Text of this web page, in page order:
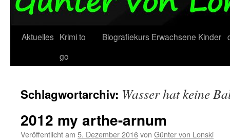
Aktuelles Krimi to
go
Biografiekurs Erwachsene Kinder
Schlagwortarchiv: Wasser hat keine
2012 my arthe-arnum
Veröffentlicht am 5. Dezember 2016von Günter von Lonski